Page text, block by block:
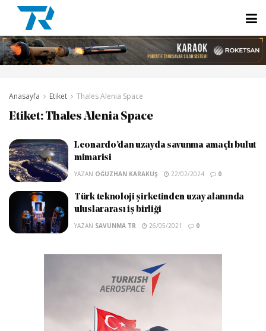
Anasayfa Etiket Thales Alenia Space
Etiket: Thales Alenia Space
Leonardo’dan uzayda savunma amaçlı bulut
mimarisi
YAZAN OĞUZHAN KARAKUŞ 22/02/2024 0
Türk teknoloji şirketinden uzay alanında
uluslararası iş birliği
YAZAN SAVUNMA TR 26/05/2021 0